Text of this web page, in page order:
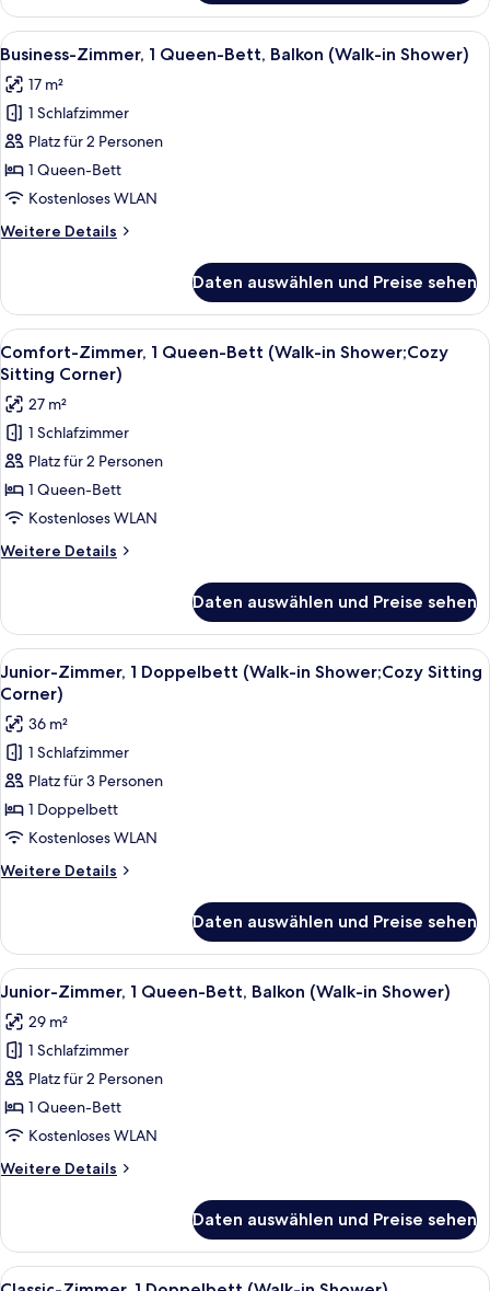
Zimmer,
2 Einzelbetten
(Walk-
Shower)
Alle
Fotos
für
Business-
Zimmer,
1
Queen-
Balkon
Shower)
anzeigen
Ein Hotelzimmer mit Bett,
7
Business-Zimmer, 1 Queen-Bett, Balkon (Walk-in Shower)
17 m²
1 Schlafzimmer
Platz für 2 Personen
1 Queen-Bett
Kostenloses WLAN
Weitere Details
Weitere
Zimmer,
Queen-
Bett,
Balkon
(Walk-
in
Shower)
Daten auswählen und Preise sehen
Alle
Fotos
für
Comfort-
Zimmer,
1
Queen-
Bett
(Walk-
in
Sitting
Corner)
anzeigen
Ein modernes Hotelzimmer mit
5
Comfort-Zimmer, 1 Queen-Bett (Walk-in Shower;Cozy
Sitting Corner)
27 m²
1 Schlafzimmer
Platz für 2 Personen
1 Queen-Bett
Kostenloses WLAN
Weitere Details
Weitere
Zimmer,
Queen-
Bett
in
Shower;Cozy
Sitting
Corner)
Daten auswählen und Preise sehen
Alle
Fotos
für
Junior-
Zimmer,
1
Doppelbett
(Walk-
in
Shower;Cozy
Corner)
anzeigen
Ein modernes Hotelzimmer mit Bett,
5
Junior-Zimmer, 1 Doppelbett (Walk-in Shower;Cozy Sitting
Corner)
36 m²
1 Schlafzimmer
Platz für 3 Personen
1 Doppelbett
Kostenloses WLAN
Weitere Details
Weitere
Zimmer,
Doppelbett
in
Shower;Cozy
Sitting
Corner)
Daten auswählen und Preise sehen
Alle
Fotos
für
Junior-
Zimmer,
1
Queen-
Balkon
Shower)
anzeigen
Ein modernes Hotelzimmer mit
6
Junior-Zimmer, 1 Queen-Bett, Balkon (Walk-in Shower)
29 m²
1 Schlafzimmer
Platz für 2 Personen
1 Queen-Bett
Kostenloses WLAN
Weitere Details
Weitere
Zimmer,
Queen-
Daten auswählen und Preise sehen
Alle
Ein Hotelzimmer mit Bett,
6